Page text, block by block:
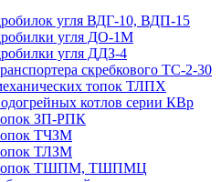
угля ВДГ-10, ВДП-15
угля ДО-1М
угля ДДЗ-4
скребкового ТС-2-30
топок ТЛПХ
котлов серии КВр
ЗП-РПК
ТЧЗМ
ТЛЗМ
топок ТШПМ, ТШПМЦ